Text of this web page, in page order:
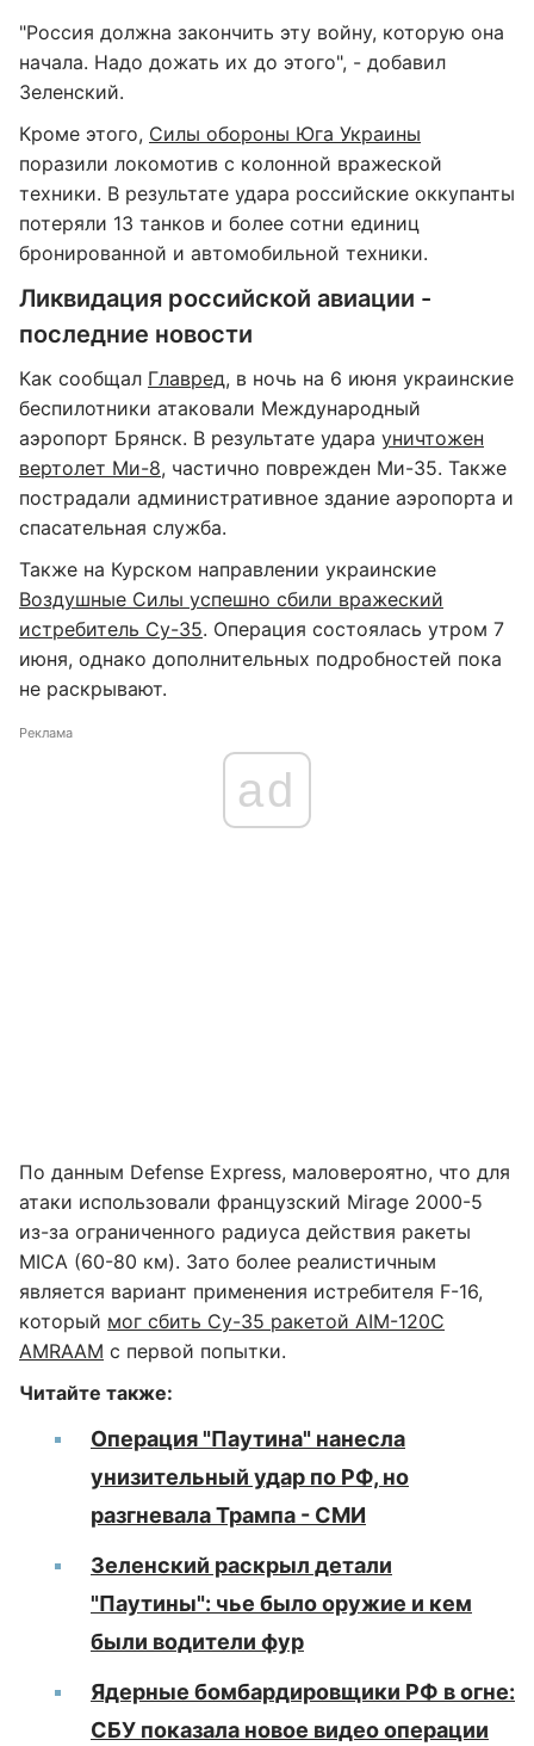
"Россия должна закончить эту войну, которую она
начала. Надо дожать их до этого", - добавил
Зеленский.
Кроме этого, Силы обороны Юга Украины
поразили локомотив с колонной вражеской
техники. В результате удара российские оккупанты
потеряли 13 танков и более сотни единиц
бронированной и автомобильной техники.
Ликвидация российской авиации -
последние новости
Как сообщал Главред, в ночь на 6 июня украинские
беспилотники атаковали Международный
аэропорт Брянск. В результате удара уничтожен
вертолет Ми-8, частично поврежден Ми-35. Также
пострадали административное здание аэропорта и
спасательная служба.
Также на Курском направлении украинские
Воздушные Силы успешно сбили вражеский
истребитель Су-35. Операция состоялась утром 7
июня, однако дополнительных подробностей пока
не раскрывают.
Реклама
ad
По данным Defense Express, маловероятно, что для
атаки использовали французский Mirage 2000-5
из-за ограниченного радиуса действия ракеты
MICA (60-80 км). Зато более реалистичным
является вариант применения истребителя F-16,
который мог сбить Су-35 ракетой AIM-120C
AMRAAM с первой попытки.
Читайте также:
Операция "Паутина" нанесла
унизительный удар по РФ, но
разгневала Трампа - СМИ
Зеленский раскрыл детали
"Паутины": чье было оружие и кем
были водители фур
Ядерные бомбардировщики РФ в огне:
СБУ показала новое видео операции